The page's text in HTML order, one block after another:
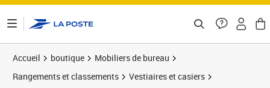
Accueil boutique
Mobiliers de bureau
Rangements et classements
Vestiaires et casiers